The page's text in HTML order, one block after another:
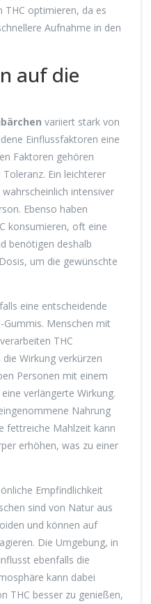
THC optimieren, da es
Aufnahme in den
auf die
variiert stark von
Einflussfaktoren eine
Faktoren gehören
Ein leichterer
intensiver
Ebenso haben
konsumieren, oft eine
benötigen deshalb
um die gewünschte
eine entscheidende
Gummis. Menschen mit
THC
Wirkung verkürzen
Personen mit einem
verlängerte Wirkung.
Nahrung
fettreiche Mahlzeit kann
erhöhen, was zu einer
Empfindlichkeit
sind von Natur aus
und können auf
Die Umgebung, in
ebenfalls die
kann dabei
THC besser zu genießen,